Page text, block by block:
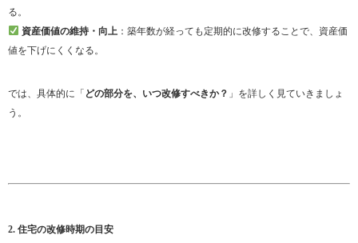
る。
資産価値の維持・向上：築年数が経っても定期的に改修することで、資産価
値を下げにくくなる。
では、具体的に「 どの部分を、いつ改修すべきか？ 」を詳しく見ていきましょ
う。
2. 住宅の改修時期の目安